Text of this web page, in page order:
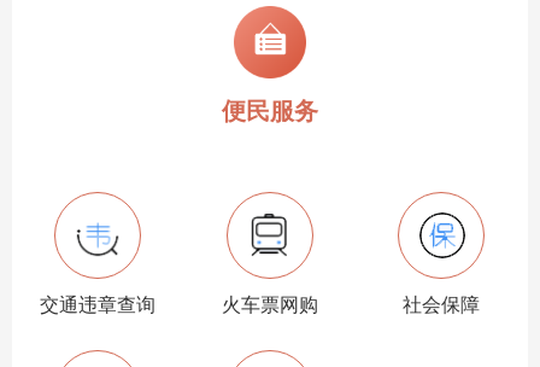
便民服务
交通违章查询 火车票网购 社会保障